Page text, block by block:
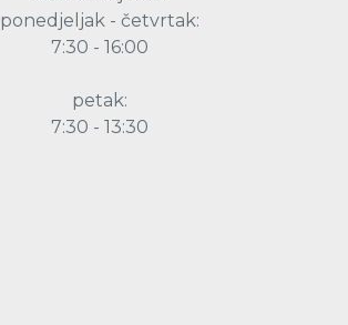
ponedjeljak - četvrtak:
7:30 - 16:00
petak:
7:30 - 13:30